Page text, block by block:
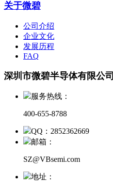
关于微碧
公司介绍
企业文化
发展历程
FAQ
深圳市微碧半导体有限公司
服务热线：
400-655-8788
QQ：2852362669
邮箱：
SZ@VBsemi.com
地址：